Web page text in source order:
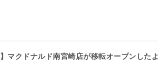
】マクドナルド南宮崎店が移転オープンしたよ